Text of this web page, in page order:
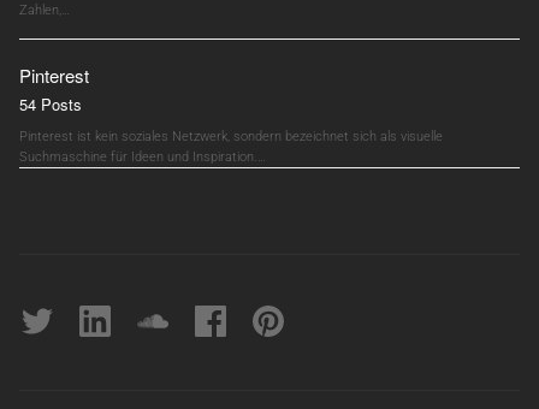
Zahlen,…
Pinterest
54 Posts
Pinterest ist kein soziales Netzwerk, sondern bezeichnet sich als visuelle
Suchmaschine für Ideen und Inspiration.…
Twitter linkedin soundcloudFacebookpinterest